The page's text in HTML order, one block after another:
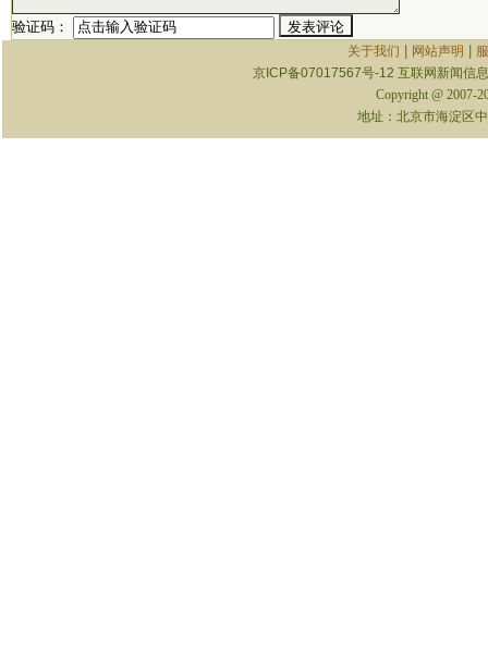
验证码：
关于我们 | 网站声明 |
京ICP备07017567号-12 互联网新闻信
Copyright @ 2007-
地址：北京市海淀区